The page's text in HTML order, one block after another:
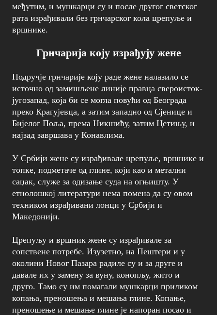
међутим, и мушкарци су и после другог светског
рата израђивали без грнчарског кола црепуље и
вршнике.
Грнчарија коју израђују жене
Подручје грнчарије коју раде жене налазило се
источно од замишљене линије правца свероисток-
југозапад, која би се могла повући од Београда
преко Крагујевца, а затим западно од Сјенице и
Бијелог Поља, према Никшићу, затим Цетињу, и
најзад завршава у Конавлима.
У Србији жене су израђивале црепуље, вршнике и
топке, подметаче од глине, који као и метални
саџак, служе за одизање суда на огњишту. У
етнолошкој литератури нема помена да су овом
техником израђивани лонци у Србији и
Македонији.
Црепуљу и вршник жене су израђивале за
сопствене потребе. Изузетно, на Пештери и у
околини Новог Пазара радиле су и за друге и
давале их у замену за вуну, конопљу, жито и
друго. Тамо су им помагали мушкарци приликом
копања, преношења и мешања глине. Копање,
преношење и мешање глине је напоран посао и